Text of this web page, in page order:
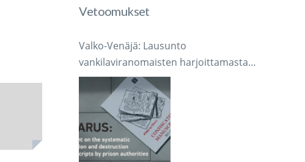
Vetoomukset
Valko-Venäjä: Lausunto
vankilaviranomaisten harjoittamasta
järjestelmällisestä käsikirjoitusten
takavarikoinnista ja tuhoamisesta